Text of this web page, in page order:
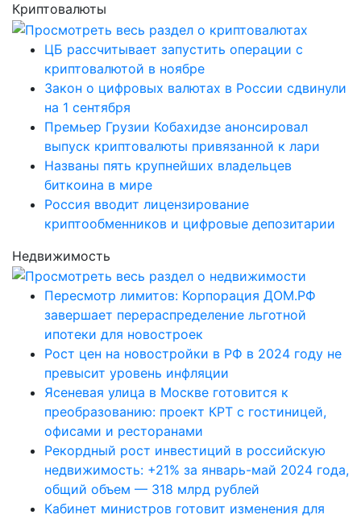
Криптовалюты
ЦБ рассчитывает запустить операции с
криптовалютой в ноябре
Закон о цифровых валютах в России сдвинули
на 1 сентября
Премьер Грузии Кобахидзе анонсировал
выпуск криптовалюты привязанной к лари
Названы пять крупнейших владельцев
биткоина в мире
Россия вводит лицензирование
криптообменников и цифровые депозитарии
Недвижимость
Пересмотр лимитов: Корпорация ДОМ.РФ
завершает перераспределение льготной
ипотеки для новостроек
Рост цен на новостройки в РФ в 2024 году не
превысит уровень инфляции
Ясеневая улица в Москве готовится к
преобразованию: проект КРТ с гостиницей,
офисами и ресторанами
Рекордный рост инвестиций в российскую
недвижимость: +21% за январь-май 2024 года,
общий объем — 318 млрд рублей
Кабинет министров готовит изменения для